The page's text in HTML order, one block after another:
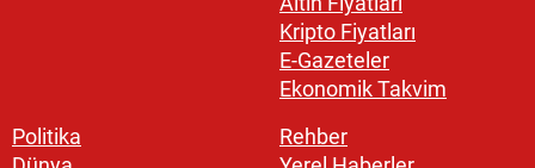
Kripto Fiyatları
E-Gazeteler
Ekonomik Takvim
Politika
Rehber